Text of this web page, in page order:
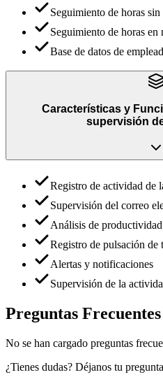
Seguimiento de horas
Seguimiento de horas
Base de datos de
Características y
supervisión
Registro de actividad de
Supervisión del correo
Análisis de productividad
Registro de pulsación de
Alertas y notificaciones
Supervisión de la
Preguntas Frecuentes
No se han cargado preguntas
¿Tienes dudas? Déjanos tu